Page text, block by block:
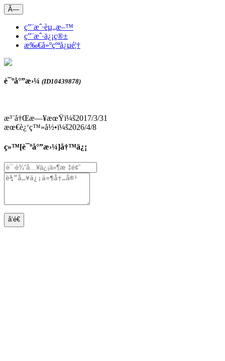
Ã—
ç”¨æˆ·èµ„æ–™
ç”¨æˆ·ä¿¡ç®±
æ‰€å»ºçºªå¿µé¦†
è¯ºå°”æ›¼ (ID10439878)
æ³¨å†Œæ—¥æœŸï¼š2017/3/31
æœ€è¿‘ç™»å½•ï¼š2026/4/8
ç»™[è¯ºå°”æ›¼]å†™ä¿¡
å‘é€